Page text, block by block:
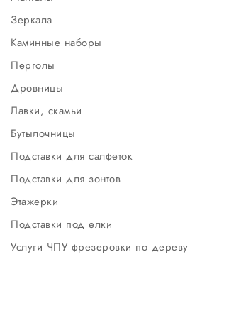
Зеркала
Каминные наборы
Перголы
Дровницы
Лавки, скамьи
Бутылочницы
Подставки для салфеток
Подставки для зонтов
Этажерки
Подставки под елки
Услуги ЧПУ фрезеровки по дереву